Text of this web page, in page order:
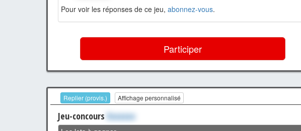
Pour voir les réponses de ce jeu, abonnez-vous.
Participer
Replier (provis.) Affichage personnalisé
Jeu-concours Xxxxxxx